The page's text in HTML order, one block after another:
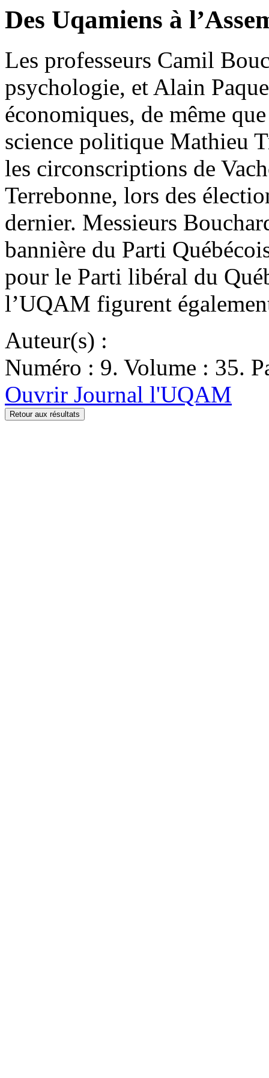
Des Uqamiens à
Les professeurs Camil
psychologie, et Alain
économiques, de même
science politique Mathieu
les circonscriptions de
Terrebonne, lors des
dernier. Messieurs
bannière du Parti
pour le Parti libéral du
l’UQAM figurent
Auteur(s) :
Numéro : 9. Volume : 35.
Ouvrir Journal l'UQAM
Retour aux résultats